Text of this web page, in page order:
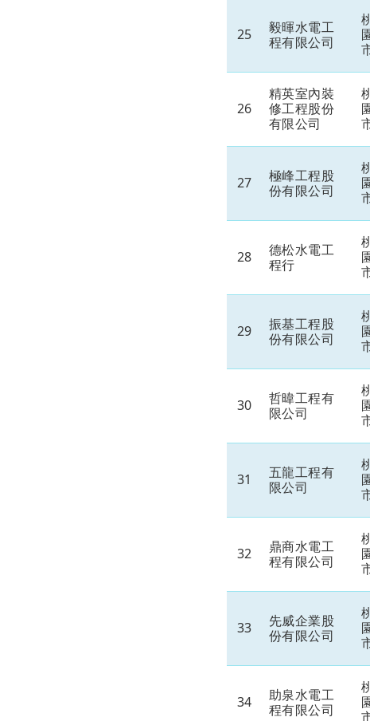
25
毅暉水電工
程有限公司
26
精英室內裝
修工程股份
有限公司
27
極峰工程股
份有限公司
28
德松水電工
程行
29
振基工程股
份有限公司
30
哲暐工程有
限公司
31
五龍工程有
限公司
32
鼎商水電工
程有限公司
33
先威企業股
份有限公司
34
助泉水電工
程有限公司